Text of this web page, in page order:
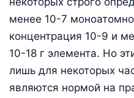
менее 10-7
концентрация 10-9 и
10-18 г элемента. Но
лишь для некоторых
являются нормой на